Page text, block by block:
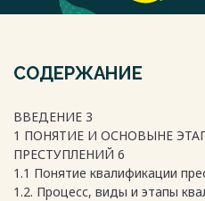
СОДЕРЖАНИЕ
ВВЕДЕНИЕ 3
1 ПОНЯТИЕ И ОСНОВЫНЕ
ПРЕСТУПЛЕНИЙ 6
1.1 Понятие квалификации
1.2. Процесс, виды и этапы